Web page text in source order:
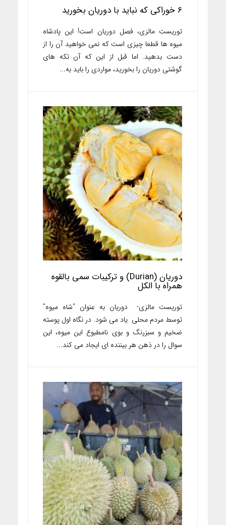
۶ خوراکی که نباید با دوریان بخورید
توریست مالزی، فصل دوریان است! این پادشاه
میوه ها قطعا چیزی است که نمی خواهید آن را از
دست بدهید. اما قبل از این که آن تکه های
گوشتی دوریان را بخورید، مواردی را باید به...
دوریان (Durian) و ترکیبات سمی بالقوه
همراه با الکل
توریست مالزی- دوریان به عنوان “شاه میوه”
توسط مردم محلی یاد می شود. در نگاه اول پوسته
ضخیم و سبزرنگ و بوی نامطبوع این میوه، این
سوال را در ذهن هر بیننده ای ایجاد می کند...